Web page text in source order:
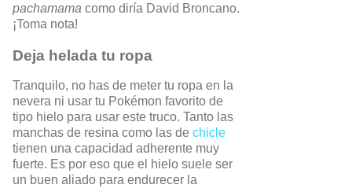
pachamama como diría David Broncano.
¡Toma nota!
Deja helada tu ropa
Tranquilo, no has de meter tu ropa en la
nevera ni usar tu Pokémon favorito de
tipo hielo para usar este truco. Tanto las
manchas de resina como las de chicle
tienen una capacidad adherente muy
fuerte. Es por eso que el hielo suele ser
un buen aliado para endurecer la